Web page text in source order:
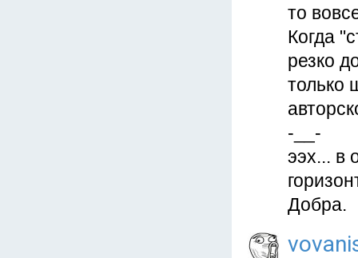
то
Когда
резко
только
-__-
ээх... в
Добра.